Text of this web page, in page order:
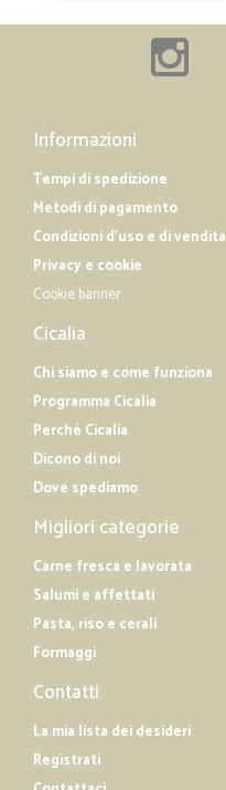
Informazioni
Tempi di spedizione
Metodi di pagamento
Condizioni d'uso e di vendita
Privacy e cookie
Cookie banner
Cicalia
Chi siamo e come funziona
Programma Cicalia
Perché Cicalia
Dicono di noi
Dove spediamo
Migliori categorie
Carne fresca e lavorata
Salumi e affettati
Pasta, riso e cerali
Formaggi
Contatti
La mia lista dei desideri
Registrati